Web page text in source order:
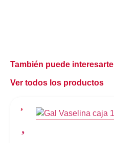
También puede interesarte
Ver todos los productos